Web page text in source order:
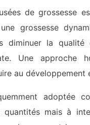
de grossesse
grossesse
diminuer la
Une approche
au développement
adoptée
mais à